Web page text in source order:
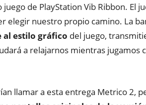
de PlayStation Vib Ribbon. El
elegir nuestro propio camino. La
estilo gráfico del juego,
a relajarnos mientras jugamos
llamar a esta entrega Metrico 2,